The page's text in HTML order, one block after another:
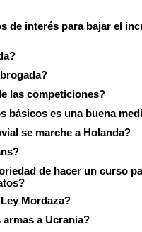
de interés para bajar el
las competiciones?
básicos es una buena
se marche a Holanda?
de hacer un curso
Mordaza?
a Ucrania?